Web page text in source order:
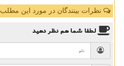
نظرات بینندگان در مورد این مطلب
لطفا شما همنظر دهید